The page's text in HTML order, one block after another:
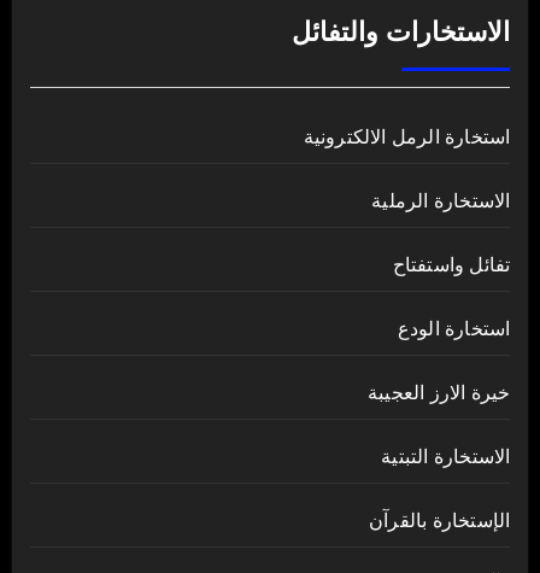
الاستخارات والتفائل
استخارة الرمل الالكترونية
الاستخارة الرملية
تفائل واستفتاح
استخارة الودع
خيرة الارز العجيبة
الاستخارة التبتية
الإستخارة بالقرآن